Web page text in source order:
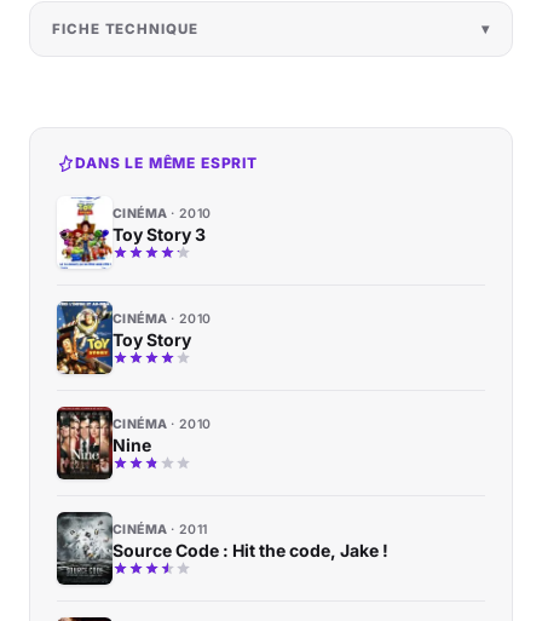
FICHE TECHNIQUE
DANS LE MÊME ESPRIT
CINÉMA 2010
Toy Story 3
CINÉMA 2010
Toy Story
CINÉMA 2010
Nine
CINÉMA 2011
Source Code : Hit the code, Jake !